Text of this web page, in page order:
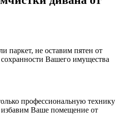
паркет, не оставим пятен от
Вашего имущества
профессиональную технику
Ваше помещение от